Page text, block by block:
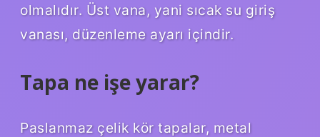
olmalıdır. Üst vana, yani sıcak su giriş
vanası, düzenleme ayarı içindir.
Tapa ne işe yarar?
Paslanmaz çelik kör tapalar, metal